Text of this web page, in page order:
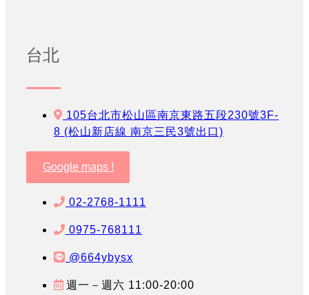
台北
105台北市松山區南京東路五段230號3F-
8 (松山新店線 南京三民3號出口)
Google maps !
02-2768-1111
0975-768111
@664ybysx
週一－週六 11:00-20:00